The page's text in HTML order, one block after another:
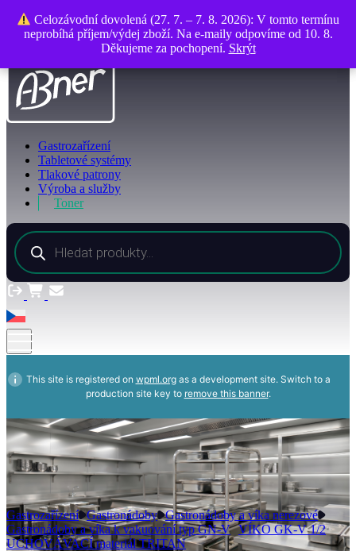
O společnosti
Kontakty
Gastrozařízení
Tabletové systémy
Tlakové patrony
Výroba a služby
Toner
Products
search
Celozávodní dovolená (27. 7. – 7. 8. 2026): V tomto termínu
neprobíhá příjem/výdej zboží. Na e-maily odpovíme od 10. 8.
Děkujeme za pochopení. Skrýt
This site is registered on wpml.orgas a development site. Switch to a
production site key to remove this banner.
Gastrozařízení Gastronádoby Gastronádoby a víka nerezové
Gastronádoby a víka k vakuování typ GN-V VÍKO GK-V 1/2
UCHOVÁVACÍ materiál TRITAN
Celozávodní dovolená (27. 7. – 7. 8. 2026): V tomto termínu
neprobíhá příjem/výdej zboží. Na e-maily odpovíme od 10. 8.
Děkujeme za pochopení. Skrýt